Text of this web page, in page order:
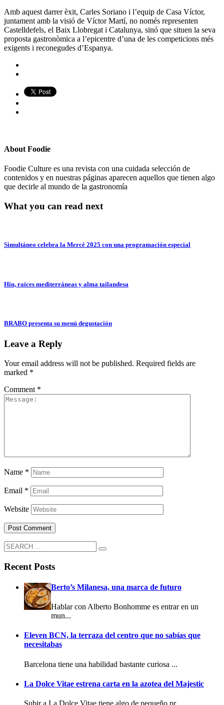
Amb aquest darrer èxit, Carles Soriano i l’equip de Casa Víctor,
juntament amb la visió de Víctor Martí, no només representen
Castelldefels, el Baix Llobregat i Catalunya, sinó que situen la seva
proposta gastronòmica a l’epicentre d’una de les competicions més
exigents i reconegudes d’Espanya.
About Foodie
Foodie Culture es una revista con una cuidada selección de
contenidos y en nuestras páginas aparecen aquellos que tienen algo
que decirle al mundo de la gastronomía
What you can read next
Simultáneo celebra la Mercè 2025 con una programación especial
Hiu, raíces mediterráneas y alma tailandesa
BRABO presenta su menú degustación
Leave a Reply
Your email address will not be published. Required fields are
marked *
Comment *
Name *
Email *
Website
Recent Posts
Berto’s Milanesa, una marca de futuro
Hablar con Alberto Bonhomme es entrar en un
mun...
Eleven BCN, la terraza del centro que no sabías que
necesitabas
Barcelona tiene una habilidad bastante curiosa ...
La Dolce Vitae estrena carta en la azotea del Majestic